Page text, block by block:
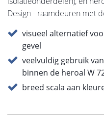
Design - raamdeuren met
visueel alternatief
gevel
veelvuldig gebruik
binnen de heroal W
breed scala aan